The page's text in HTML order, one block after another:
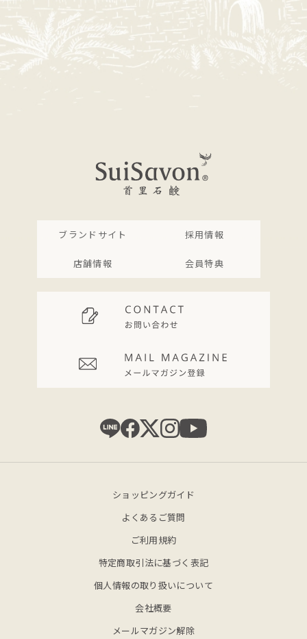
ブランドサイト 採用情報
店舗情報 会員特典
ショッピングガイド
よくあるご質問
ご利用規約
特定商取引法に基づく表記
個人情報の取り扱いについて
会社概要
メールマガジン解除